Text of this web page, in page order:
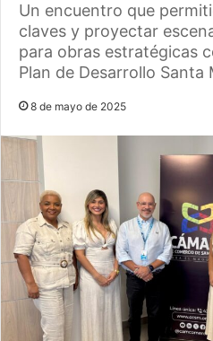
Un encuentro que
claves y proyectar
para obras estratégicas
Plan de Desarrollo Santa
8 de mayo de 2025